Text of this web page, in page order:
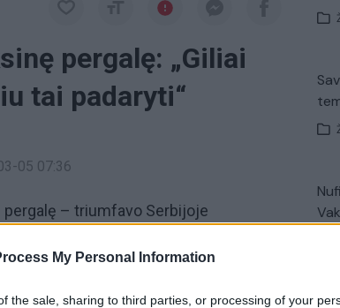
My Personal Information
the sale, sharing to third parties, or processing of your
pergalę: „Giliai
tai padaryti“
05 07:36
– triumfavo Serbijoje
atletikos čempionate.
K.